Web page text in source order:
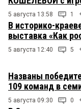
5 августа 13:58 1
В историко-
выставка «Как
5 августа 12:40 5
Названы
109 команд в
5 августа 09:30 0